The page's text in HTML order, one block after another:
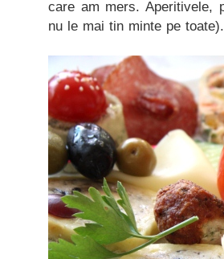
care am mers. Aperitivele,
nu le mai tin minte pe toate).